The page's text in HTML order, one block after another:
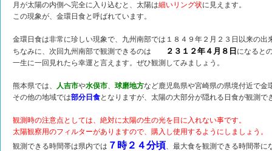
月が太陽の内側へ完全に入り込むと、太陽は細いリング状に見えます。
この現象が、金環日食と呼ばれています。
金環日食は非常に珍しい現象で、九州南部では１８４９年２月２３日以来の出
ちなみに、次回九州南部で観測できるのは
２３１２年４月８日 になると
一生に一回見れたら幸運と言えます。ぜひ観測してみましょう。
熊本県では、 人吉市や水俣市、 球磨地方など鹿児島県や宮崎県の県境付近で金
その他の地域では部分日食となりますが、太陽の大部分が隠れる日食が観測
観測時の注意点としては、絶対に太陽の生の光を目に入れない事です。
太陽観察用のフィルターがありますので、購入し使用するようにしましょう。
観測できる時間帯は県内では ７時２４分頃、最大食を観測できる時間帯に